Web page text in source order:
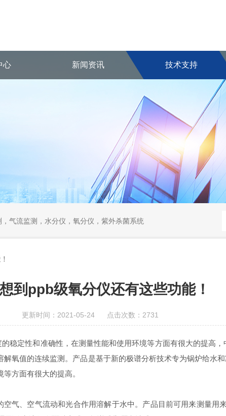
心 新闻资讯 技术支持
气流监测，水分仪，氧分仪，紫外杀菌系统
到ppb级氧分仪还有这些功能！
更新时间：2021-05-24 点击次数：2731
定性和准确性，在测量性能和使用环境等方面有很大的提高，
氧值的连续监测。产品是基于新的极谱分析技术专为锅炉给水
方面有很大的提高。
、空气流动和光合作用溶解于水中。产品目前可用来测量用